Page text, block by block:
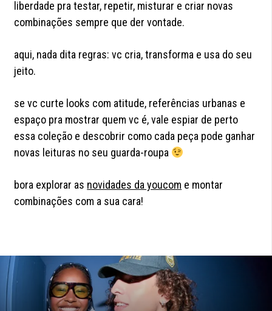
liberdade pra testar, repetir, misturar e criar novas
combinações sempre que der vontade.
aqui, nada dita regras: vc cria, transforma e usa do seu
jeito.
se vc curte looks com atitude, referências urbanas e
espaço pra mostrar quem vc é, vale espiar de perto
essa coleção e descobrir como cada peça pode ganhar
novas leituras no seu guarda-roupa
bora explorar as novidades da youcom e montar
combinações com a sua cara!